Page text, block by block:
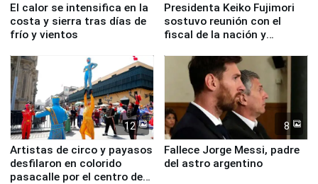
El calor se intensifica en la
costa y sierra tras días de
frío y vientos
Presidenta Keiko Fujimori
sostuvo reunión con el
fiscal de la nación y
12
Artistas de circo y payasos
desfilaron en colorido
pasacalle por el centro de
8
Fallece Jorge Messi, padre
del astro argentino